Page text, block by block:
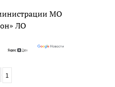
МО
ЛО
1